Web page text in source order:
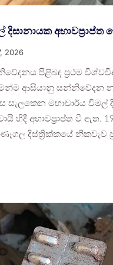
දිසානායක අභාවප්‍රාප්ත
2026
පිළිබඳ ප්‍රථම
ආසියානු සන්නිවේදන
සැලකෙන මහාචාර්ය විමල්
හිදී අභාවප්‍රාප්ත වී ඇත.
දිස්ත්‍රික්කයේ නිකවැව